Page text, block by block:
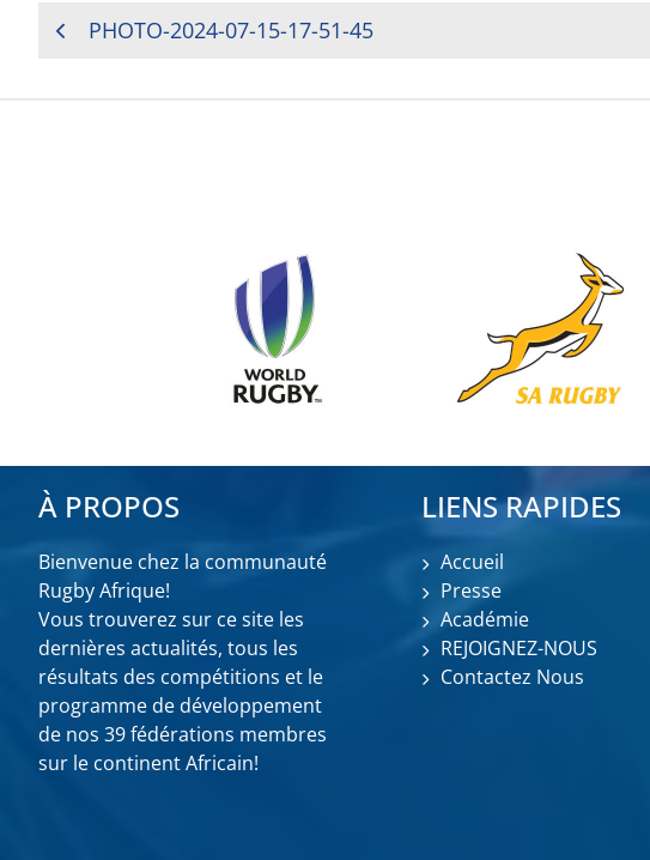
NAVIGATION
PHOTO-2024-07-15-17-51-45
À PROPOS
Bienvenue chez la communauté
Rugby Afrique!
Vous trouverez sur ce site les
dernières actualités, tous les
résultats des compétitions et le
programme de développement
de nos 39 fédérations membres
sur le continent Africain!
LIENS RAPIDES
Accueil
Presse
Académie
REJOIGNEZ-NOUS
Contactez Nous